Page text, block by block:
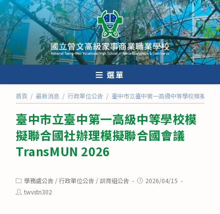
跳
轉
至
主
要
內
選單
首頁 / 最新消息 / 行政單位公告 / 臺中市立臺中第一高級中等學校模擬聯
臺中市立臺中第一高級中等學校模
擬聯合國社辦理模擬聯合國會議
TransMUN 2026
Post
category:
學務處公告 /行政單位公告 /訓育組公告
Post2026/04/15
Posttwvstn302